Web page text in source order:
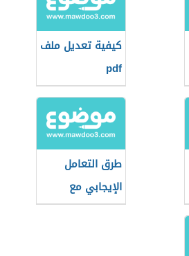
كيفية تعديل ملف
pdf
طرق التعامل
الإيجابي مع
وسائل الاتصال